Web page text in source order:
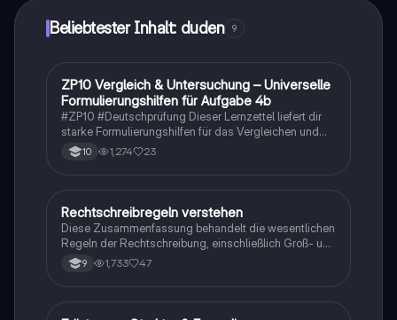
Beliebtester Inhalt: duden 9
Deutsch
ZP10 Vergleich & Untersuchung – Universelle
Formulierungshilfen für Aufgabe 4b
#ZP10 #Deutschprüfung Dieser Lernzettel liefert dir
starke Formulierungshilfen für das Vergleichen und
Untersuchen zweier Texte. Du bekommst
Satzanfänge und Sprachbausteine, um in Aufgabe 4b
10 1,274 23
Deutsch
Rechtschreibregeln verstehen
Diese Zusammenfassung behandelt die wesentlichen
Regeln der Rechtschreibung, einschließlich Groß- und
Kleinschreibung, Getrennt- und
Zusammenschreibung, sowie Zeichensetzung. Ideal
9 1,733 47